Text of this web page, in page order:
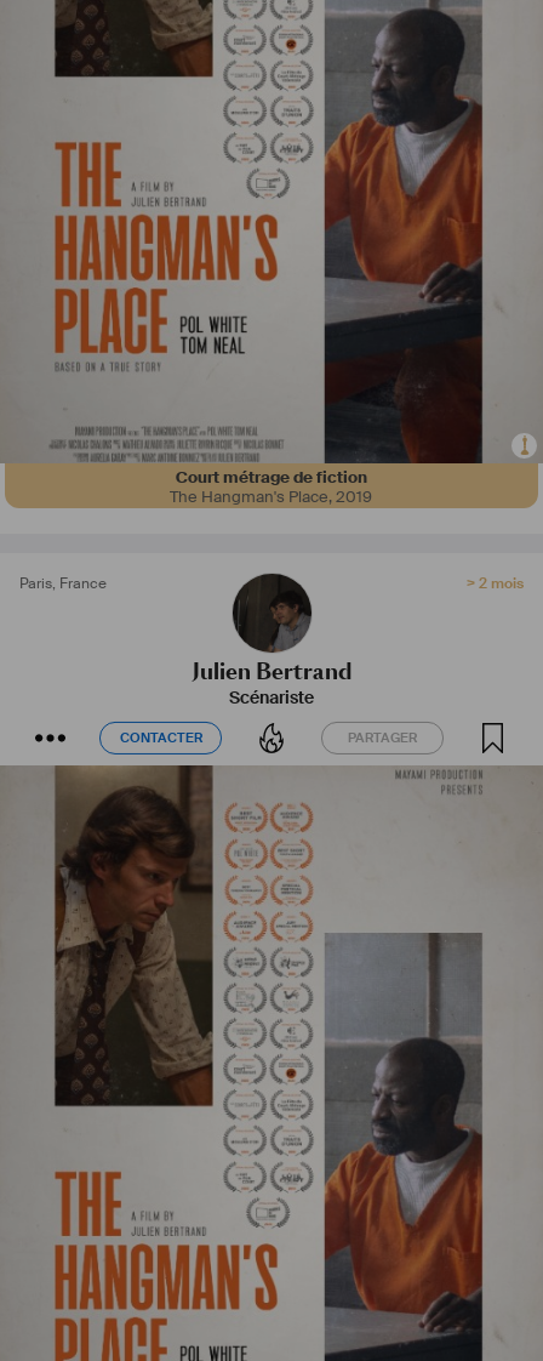
Court métrage de fiction
The Hangman's Place,2019
Paris, France > 2 mois
Julien Bertrand
Scénariste
CONTACTER PARTAGER
CONTACTER PARTAGER